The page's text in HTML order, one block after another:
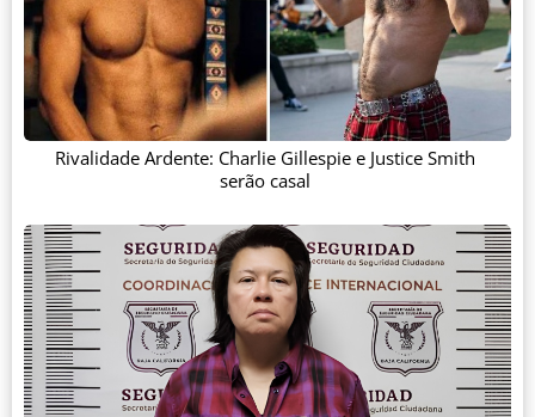
Rivalidade Ardente: Charlie Gillespie e Justice Smith
serão casal